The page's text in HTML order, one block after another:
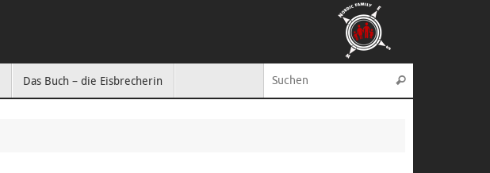
Das Buch – die Eisbrecherin Suchen